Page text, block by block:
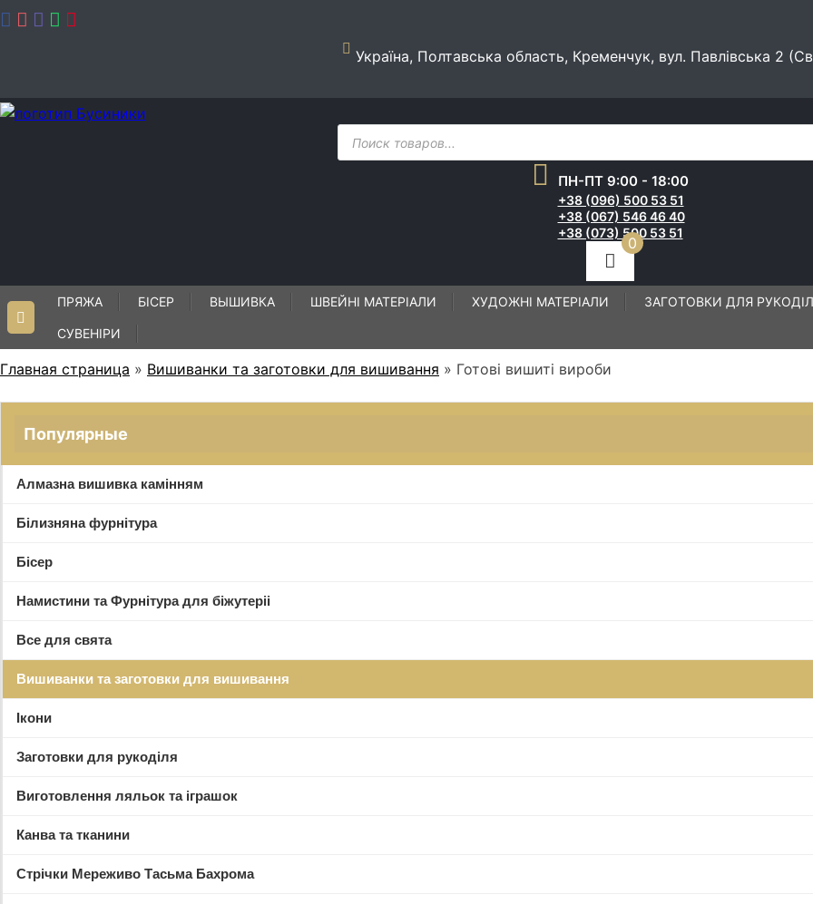
Skip
to
Україна, Полтавська область, Кременчук, вул. Павлівська 2
Пошук
товарів
ПН-ПТ 9:00 - 18:00
+38 (096) 500 53 51
+38 (067) 546 46 40
+38 (073) 500 53 51
0
ПРЯЖА БІСЕР ВЫШИВКА ШВЕЙНІ МАТЕРІАЛИ ХУДОЖНІ МАТЕРІАЛИ ЗАГОТОВКИ ДЛЯ
СУВЕНІРИ
Главная страница » Вишиванки та заготовки для вишивання » Готові вишиті вироби
Популярные
Алмазна вишивка камінням
Білизняна фурнітура
Бісер
Намистини та Фурнітура для біжутеріі
Все для свята
Вишиванки та заготовки для вишивання
Ікони
Заготовки для рукоділя
Виготовлення ляльок та іграшок
Канва та тканини
Стрічки Мереживо Тасьма Бахрома